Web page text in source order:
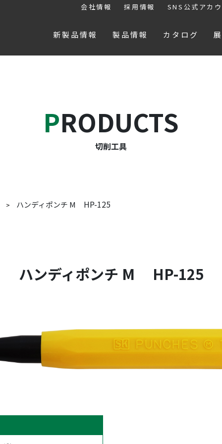
会社情報 採用情報 SNS公式アカ
新製品情報 製品情報 カタログ
PRODUCTS
切削工具
ハンディポンチ M HP-125
ハンディポンチ M HP-125